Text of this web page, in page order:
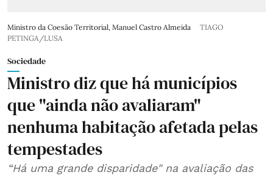
Ministro da Coesão Territorial, Manuel Castro Almeida
TIAGO
PETINGA/LUSA
Sociedade
Ministro diz que há municípios
que "ainda não avaliaram"
nenhuma habitação afetada pelas
tempestades
“Há uma grande disparidade" na avaliação das